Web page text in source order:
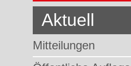
Aktuell
Mitteilungen